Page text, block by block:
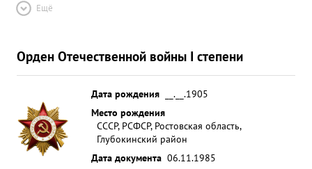
Ещё
Орден Отечественной войны I степени
Дата рождения
__.__.1905
Место рождения
СССР, РСФСР, Ростовская область,
Глубокинский район
Дата документа 06.11.1985